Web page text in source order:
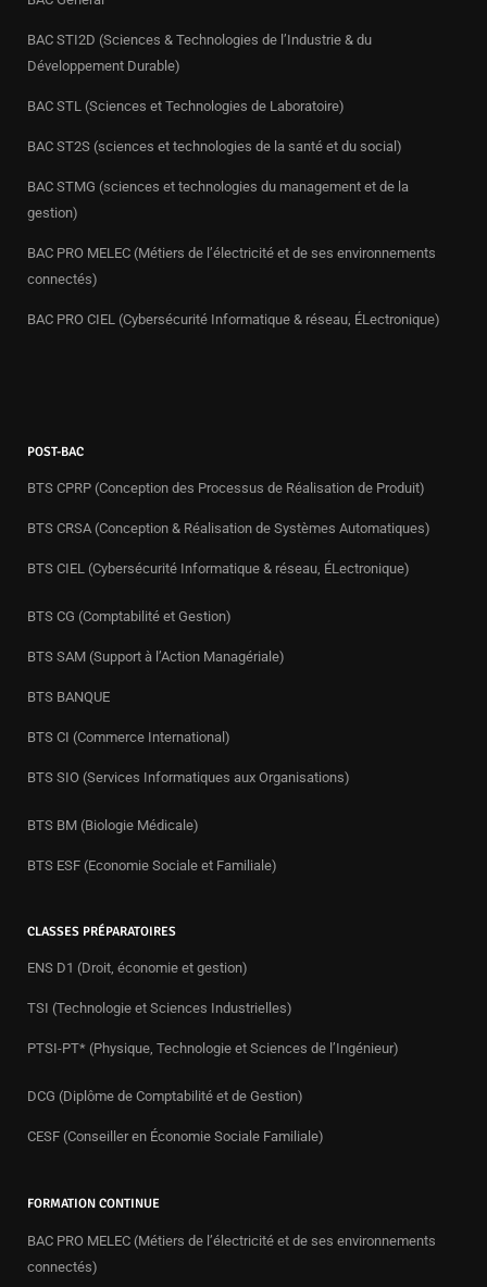
BAC STI2D (Sciences & Technologies de l’Industrie & du
Développement Durable)
BAC STL (Sciences et Technologies de Laboratoire)
BAC ST2S (sciences et technologies de la santé et du social)
BAC STMG (sciences et technologies du management et de la
gestion)
BAC PRO MELEC (Métiers de l’électricité et de ses environnements
connectés)
BAC PRO CIEL (Cybersécurité Informatique & réseau, ÉLectronique)
POST-BAC
BTS CPRP (Conception des Processus de Réalisation de Produit)
BTS CRSA (Conception & Réalisation de Systèmes Automatiques)
BTS CIEL (Cybersécurité Informatique & réseau, ÉLectronique)
BTS CG (Comptabilité et Gestion)
BTS SAM (Support à l’Action Managériale)
BTS BANQUE
BTS CI (Commerce International)
BTS SIO (Services Informatiques aux Organisations)
BTS BM (Biologie Médicale)
BTS ESF (Economie Sociale et Familiale)
CLASSES PRÉPARATOIRES
ENS D1 (Droit, économie et gestion)
TSI (Technologie et Sciences Industrielles)
PTSI-PT* (Physique, Technologie et Sciences de l’Ingénieur)
DCG (Diplôme de Comptabilité et de Gestion)
CESF (Conseiller en Économie Sociale Familiale)
FORMATION CONTINUE
BAC PRO MELEC (Métiers de l’électricité et de ses environnements
connectés)